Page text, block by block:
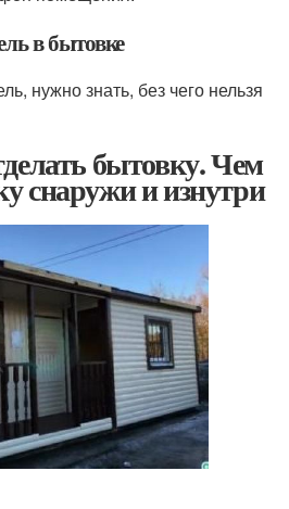
в бытовке
нужно знать, без чего нельзя
бытовку. Чем
снаружи и изнутри